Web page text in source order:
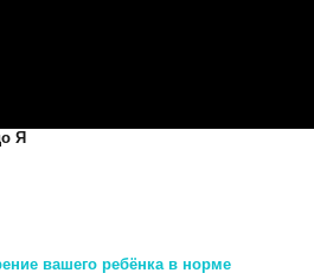
Я
вашего ребёнка в норме